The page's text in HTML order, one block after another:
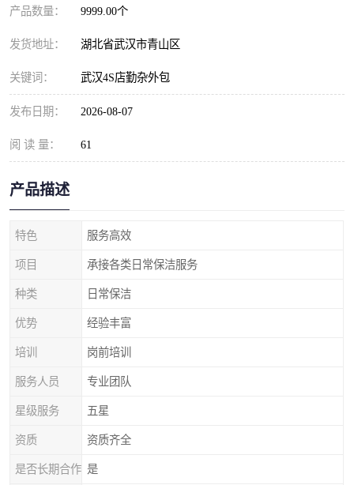
产品数量： 9999.00个
发货地址： 湖北省武汉市青山区
关键词： 武汉4S店勤杂外包
发布日期： 2026-08-07
阅 读 量： 61
产品描述
特色 服务高效
项目 承接各类日常保洁服务
种类 日常保洁
优势 经验丰富
培训 岗前培训
服务人员 专业团队
星级服务 五星
资质 资质齐全
是否长期合作 是